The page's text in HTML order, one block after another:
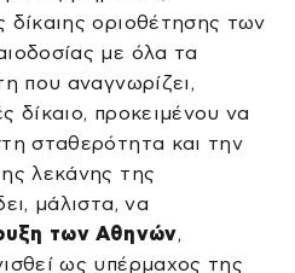
δίκαιης οριοθέτησης των
με όλα τα
που αναγνωρίζει,
δίκαιο, προκειμένου να
σταθερότητα και την
λεκάνης της
μάλιστα, να
των Αθηνών,
ως υπέρμαχος της